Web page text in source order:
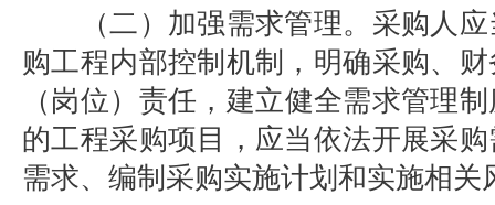
（二）加强需求管理。采购人
购工程内部控制机制，明确采购、
（岗位）责任，建立健全需求管理
的工程采购项目，应当依法开展采
需求、编制采购实施计划和实施相关